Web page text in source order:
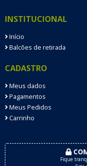
INSTITUCIONAL
Início
Balcões de retirada
CADASTRO
Meus dados
Pagamentos
Meus Pedidos
Carrinho
Fique